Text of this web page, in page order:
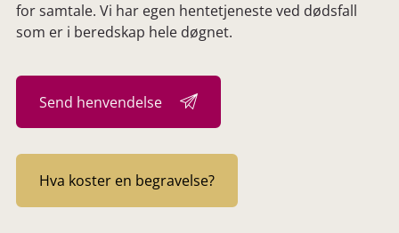
for samtale. Vi har egen hentetjeneste ved dødsfall
som er i beredskap hele døgnet.
Send henvendelse
Hva koster en begravelse?